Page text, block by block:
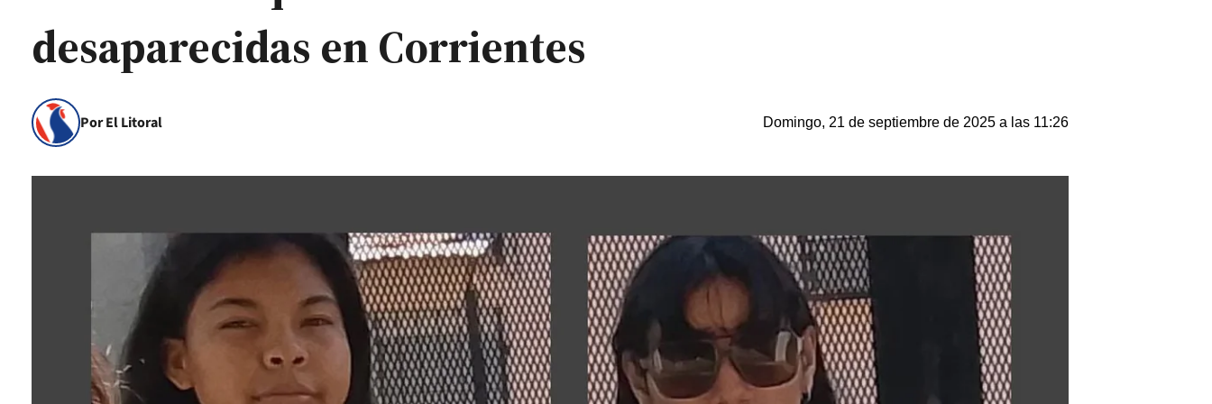
desaparecidas en Corrientes
Por El Litoral Domingo, 21 de septiembre de 2025 a las 11:26